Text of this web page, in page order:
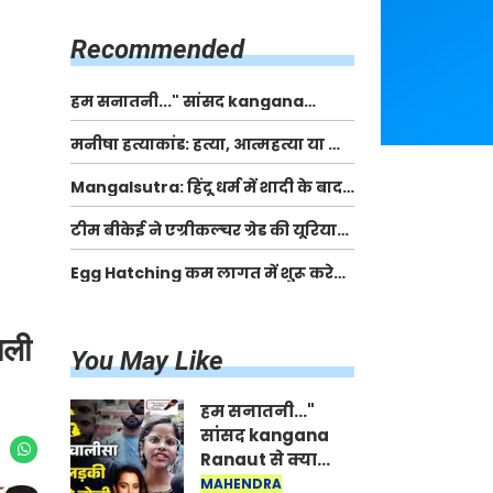
Recommended
हम सनातनी..." सांसद kangana
Ranaut से क्या बोली लड़की? Viral
Jantar-Mantar | CJP protest
मनीषा हत्याकांड: हत्या, आत्महत्या या कोई बड़ा राज?
| Full Story | Josh Haryana
Mangalsutra: हिंदू धर्म में शादी के बाद
मंगलसूत्र क्यों पहनती है महिलाएं, किसने
शुरु की ये परंपरा
टीम बीकेई ने एग्रीकल्चर ग्रेड की यूरिया
खाद गट्टों में बदलकर टेक्निकल ग्रेड में
बेचने वालों पर करवाई कार्रवाई:
Egg Hatching कम लागत में शुरू करे
You May Like
हम सनातनी..."
सांसद kangana
Ranaut से क्या
बोली लड़की? Viral
MAHENDRA